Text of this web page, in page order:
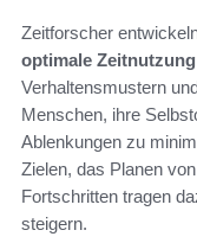
Zeitforscher
optimale Zeitnutzung
Verhaltensmustern
Menschen, ihre
Ablenkungen zu
Zielen, das Planen
Fortschritten tragen
steigern.